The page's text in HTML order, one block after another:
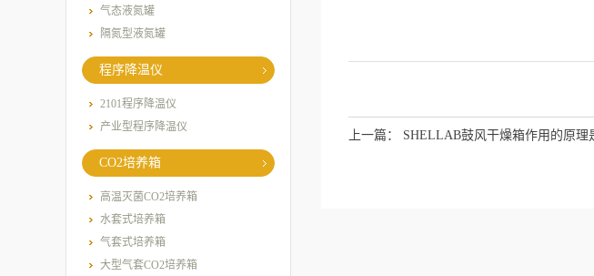
气态液氮罐
隔氮型液氮罐
程序降温仪
2101程序降温仪
产业型程序降温仪
CO2培养箱
高温灭菌CO2培养箱
水套式培养箱
气套式培养箱
大型气套CO2培养箱
上一篇： SHELLAB鼓风干燥箱作用的原理